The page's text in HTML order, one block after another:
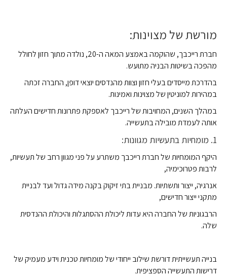
מורשת של מצוינות:
חברת רייכבך, שהוקמה באמצע המאה ה-20, נולדה מתוך חזון לחולל
מהפכה בשיטות הבניה מתועש.
בהדרכת מייסדים בעלי חזון וצוות מהנדסים יוצאי דופן, החברה זכתה
במהירות למוניטין של מצוינות ואמינות.
במהלך השנים, המחויבות של רייכבך לאספקת פתרונות חדישים העלתה
אותה לעמדת מובילה בתעשייה.
1. מומחיות בתעשיות מגוונות:
היקף המומחיות של חברת רייכבך משתרע על פני מגוון רחב של תעשיות,
לרבות פטרוכימיה,
אנרגיה, ייצור ותשתיות. מבניית בתי זיקוק בקנה מידה גדול ועד לבניית
מתקני ייצור חדישים,
הרבגוניות של החברה היא עדות ליכולת ההסתגלות והיכולת ההנדסית
שלה.
בנייה תעשייתית דורשת שילוב ייחודי של מומחיות טכנית וידע מעמיק של
דרישות התעשייה הספציפית.